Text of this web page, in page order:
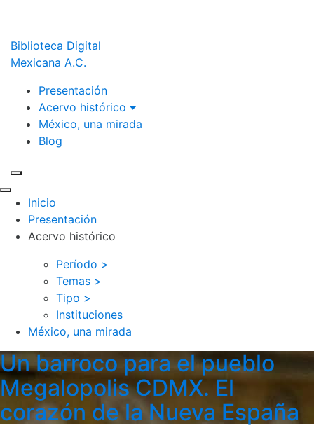
Biblioteca Digital
Mexicana A.C.
Presentación
Acervo histórico
México, una mirada
Blog
Inicio
Presentación
Acervo histórico
Período >
Temas >
Tipo >
Instituciones
México, una mirada
Un barroco para el pueblo
Megalopolis CDMX. El
corazón de la Nueva España